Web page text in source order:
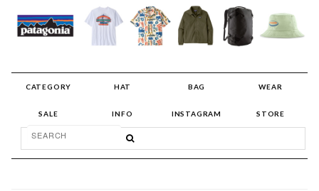
CATEGORY HAT BAG WEAR
SALE INFO INSTAGRAM STORE